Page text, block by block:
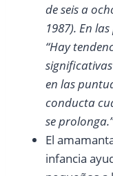
de seis a
1987). En
“Hay
en las
conducta
se prolonga.”
El
infancia